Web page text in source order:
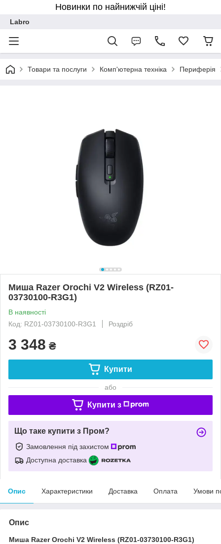
Новинки по найнижчій ціні!
Labro
Товари та послуги Комп'ютерна техніка Периферія
Миша Razer Orochi V2 Wireless (RZ01-
03730100-R3G1)
В наявності
Код: RZ01-03730100-R3G1
Роздріб
3 348 ₴
Купити
або
Купити з
Що таке купити з Пром?
Замовлення під захистом
Доступна доставка
Опис Характеристики Доставка Оплата Умови
Опис
Миша Razer Orochi V2 Wireless (RZ01-03730100-R3G1)